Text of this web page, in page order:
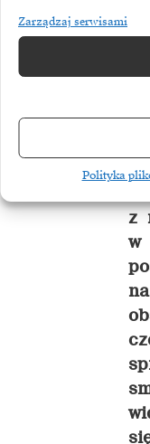
Zarządzaj serwisami
Polityka i
z